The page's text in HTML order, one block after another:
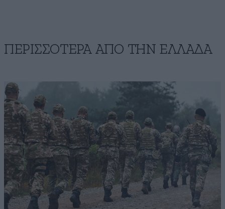
ΠΕΡΙΣΣΟΤΕΡΑ ΑΠΟ ΤΗΝ ΕΛΛΑΔΑ